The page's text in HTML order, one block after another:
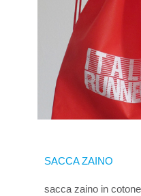
SACCA ZAINO
sacca zaino in